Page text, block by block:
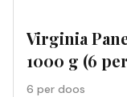
Virginia
1000 g (6
6 per doos